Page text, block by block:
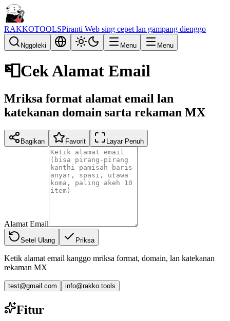
RAKKOTOOLSPiranti Web sing cepet lan gampang dienggo
Nggoleki Menu Menu
📮Cek Alamat Email
Mriksa format alamat email lan
katekanan domain sarta rekaman MX
Bagikan Favorit Layar Penuh
Alamat Email
Setel Ulang Priksa
Ketik alamat email kanggo mriksa format, domain, lan katekanan
rekaman MX
test@gmail.com info@rakko.tools
Fitur